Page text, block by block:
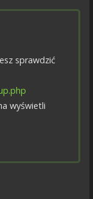
sprawdzić
wyświetli